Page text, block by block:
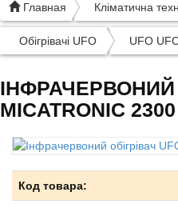
Главная Кліматична
Обігрівачі UFO UFO
ІНФРАЧЕРВОНИЙ
MICATRONIC 2300
Код товара: